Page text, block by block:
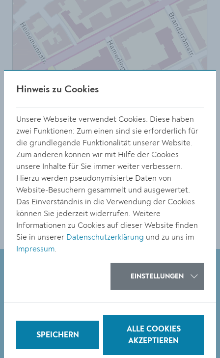
Mittelschule Krems
Hinweis zu Cookies
Unsere Webseite verwendet Cookies. Diese haben
zwei Funktionen: Zum einen sind sie erforderlich für
die grundlegende Funktionalität unserer Website.
Zum anderen können wir mit Hilfe der Cookies
unsere Inhalte für Sie immer weiter verbessern.
Hierzu werden pseudonymisierte Daten von
Website-Besuchern gesammelt und ausgewertet.
Das Einverständnis in die Verwendung der Cookies
können Sie jederzeit widerrufen. Weitere
Informationen zu Cookies auf dieser Website finden
Sie in unserer Datenschutzerklärung und zu uns im
Impressum.
EINSTELLUNGEN
SPEICHERN
ALLE COOKIES
AKZEPTIEREN